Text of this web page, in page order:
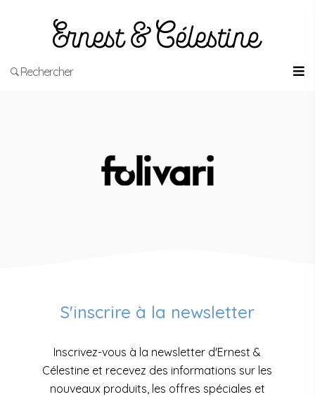
Rechercher
S'inscrire à la newsletter
Inscrivez-vous à la newsletter d'Ernest &
Célestine et recevez des informations sur les
nouveaux produits, les offres spéciales et